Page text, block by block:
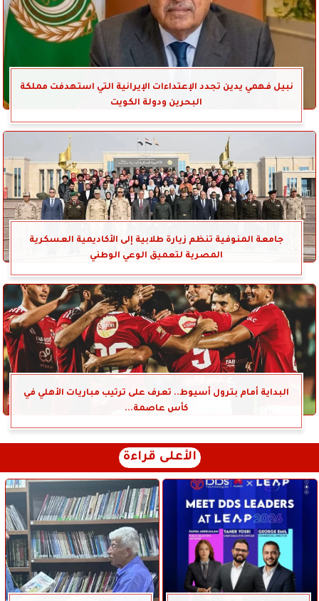
نبيل فهمي يدين تجدد الإعتداءات الإيرانية التي استهدفت مملكة
البحرين ودولة الكويت
جامعة المنوفية تنظم زيارة طلابية إلى الأكاديمية العسكرية
المصرية لتعميق الوعي الوطني
البداية أمام بترول أسيوط.. تعرف على ترتيب مباريات الأهلي في
كأس عاصمة...
الأعلى قراءة